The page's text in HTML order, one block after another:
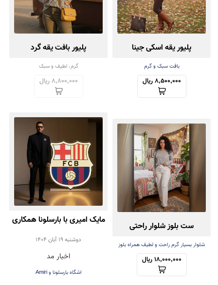
پلیور یقه اسکی جینا
بافت سبک و گرم
8,500,000 ریال
پلیور بافت یقه گرد
گرم، لطیف و سبک
8,800,000 ریال
ست بلوز شلوار راحتی
شلوار بسیار گرم راحت و لطیف همراه بلوز
سبک
18,000,000 ریال
مایک امیری با بارسلونا همکاری
باشگاه فوتبال بارسلونا در
طراحی لباس‌های رسمی
دوشنبه 19 آبان 1404
اخبار مد
اشگاه بارسلونا و Amiri